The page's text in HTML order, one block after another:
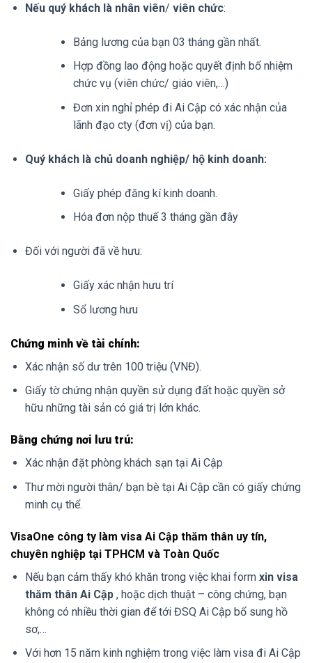
Nếu quý khách là nhân viên/ viên chức:
Bảng lương của bạn 03 tháng gần nhất.
Hợp đồng lao động hoặc quyết định bổ nhiệm
chức vụ (viên chức/ giáo viên,…)
Đơn xin nghỉ phép đi Ai Cập có xác nhận của
lãnh đạo cty (đơn vị) của bạn.
Quý khách là chủ doanh nghiệp/ hộ kinh doanh:
Giấy phép đăng kí kinh doanh.
Hóa đơn nộp thuế 3 tháng gần đây
Đối với người đã về hưu:
Giấy xác nhận hưu trí
Sổ lương hưu
Chứng minh về tài chính:
Xác nhận số dư trên 100 triệu (VNĐ).
Giấy tờ chứng nhận quyền sử dụng đất hoặc quyền sở
hữu những tài sản có giá trị lớn khác.
Bằng chứng nơi lưu trú:
Xác nhận đặt phòng khách sạn tại Ai Cập
Thư mời người thân/ bạn bè tại Ai Cập cần có giấy chứng
minh cụ thể.
VisaOne công ty làm visa Ai Cập thăm thân uy tín,
chuyên nghiệp tại TPHCM và Toàn Quốc
Nếu bạn cảm thấy khó khăn trong việc khai form xin visa
thăm thân Ai Cập, hoặc dịch thuật – công chứng, bạn
không có nhiều thời gian để tới ĐSQ Ai Cập bổ sung hồ
sơ,…
Với hơn 15 năm kinh nghiệm trong việc làm visa đi Ai Cập